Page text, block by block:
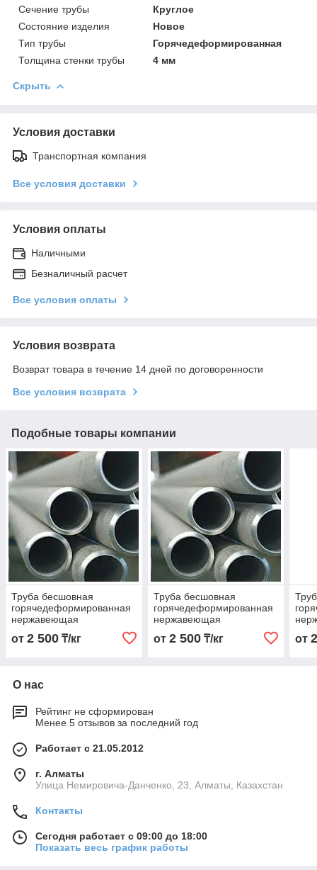
Сечение трубы
Круглое
Состояние изделия
Новое
Тип трубы
Горячедеформированная
Толщина стенки трубы
4 мм
Скрыть
Условия доставки
Транспортная компания
Все условия доставки
Условия оплаты
Наличными
Безналичный расчет
Все условия оплаты
Условия возврата
Возврат товара в течение 14 дней по договоренности
Все условия возврата
Подобные товары компании
Труба бесшовная
горячедеформированная
нержавеющая
108х4,5х6000 Марка AISI
304
от 2 500 ₸/кг
Труба бесшовная
горячедеформированная
нержавеющая
108х4,0х6000 Марка AISI
321
от 2 500₸/кг
304
от
О нас
Рейтинг не сформирован
Менее 5 отзывов за последний год
Работает с 21.05.2012
г. Алматы
Улица Немировича-Данченко, 23, Алматы, Казахстан
Контакты
Сегодня работает с 09:00 до 18:00
Показать весь график работы